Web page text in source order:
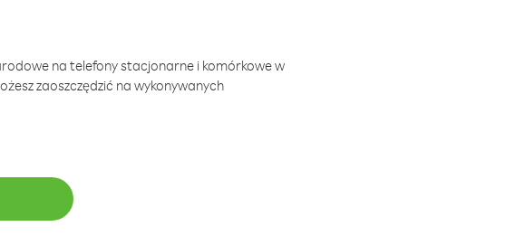
na telefony stacjonarne i komórkowe w
zaoszczędzić na wykonywanych